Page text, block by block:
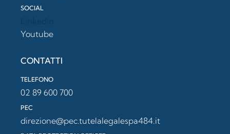
SOCIAL
Youtube
CONTATTI
TELEFONO
02 89 600 700
PEC
direzione@pec.tutelalegalespa484.it